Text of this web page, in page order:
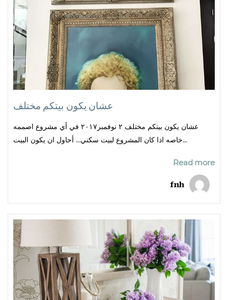
عشان يكون بيتكم مختلف
عشان يكون بيتكم مختلف ٢ نوفمبر٢٠١٧ في أي مشروع اصممه
خاصه اذا كان المشروع لبيت سكني… أحاول ان يكون البيت...
Read more
fnh